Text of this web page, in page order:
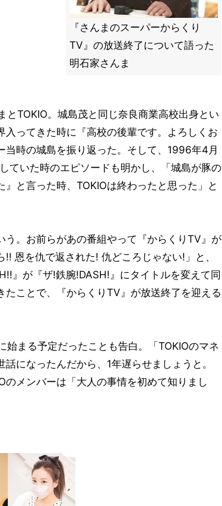
『さんまのスーパーからくり
TV』の放送終了について語った
明石家さんま
TOKIO。城島茂と同じ奈良商業高校出身とい
ってきた時に『高校の後輩です。よろしくお
時の城島を振り返った。そして、1996年4月
ていた時のエピソードも明かし、「城島が豚の
と言った時、TOKIOは終わったと思った」と
。お前らがあの番組やって『からくりTV』が
恩を仇で返された! 仇どころじゃない!」と、
』が『ザ!鉄腕!DASH!』にタイトルを変えて同
ことで、『からくりTV』が放送終了を迎える
始まる予定だったことも告白。「TOKIOのマネ
になったんだから、1年遅らせましょうと。
メンバーは「大人の事情を初めて知りまし